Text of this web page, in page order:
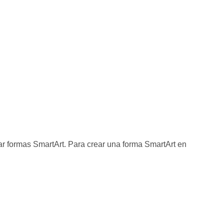
SmartArt. Para crear una forma SmartArt en